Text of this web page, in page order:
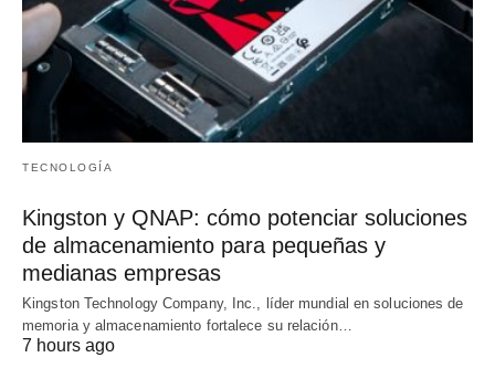
TECNOLOGÍA
Kingston y QNAP: cómo potenciar soluciones
de almacenamiento para pequeñas y
medianas empresas
Kingston Technology Company, Inc., líder mundial en soluciones de
memoria y almacenamiento fortalece su relación…
7 hours ago